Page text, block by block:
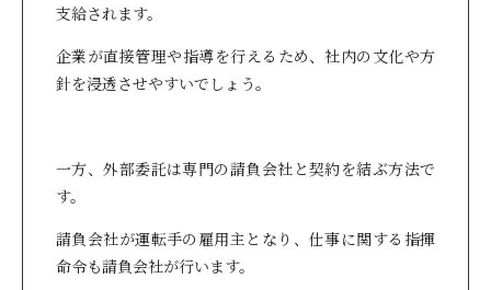
支給されます。
企業が直接管理や指導を行えるため、社内の文化や方
針を浸透させやすいでしょう。
一方、外部委託は専門の請負会社と契約を結ぶ方法で
す。
請負会社が運転手の雇用主となり、仕事に関する指揮
命令も請負会社が行います。